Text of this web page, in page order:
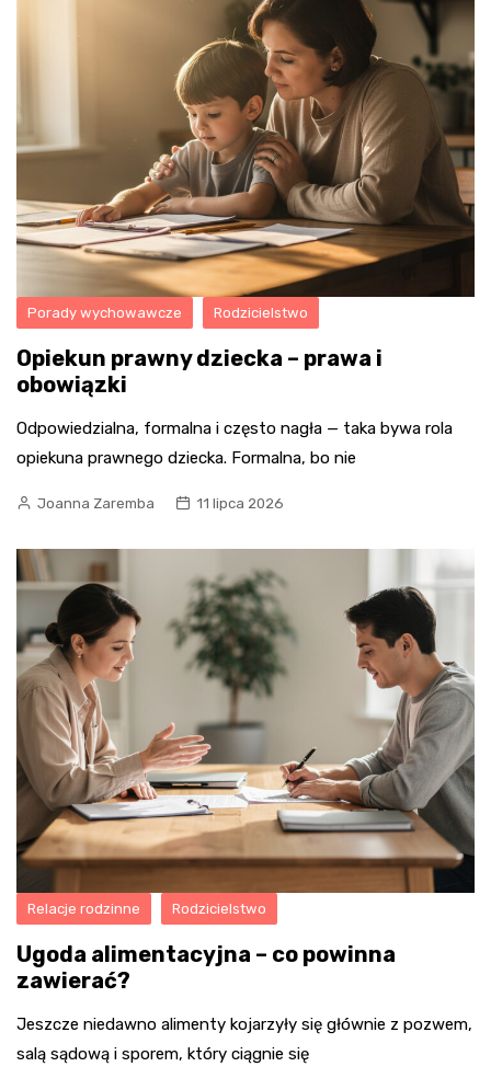
Porady wychowawcze Rodzicielstwo
Opiekun prawny dziecka – prawa i
obowiązki
Odpowiedzialna, formalna i często nagła — taka bywa rola
opiekuna prawnego dziecka. Formalna, bo nie
Joanna Zaremba 11 lipca 2026
Relacje rodzinne Rodzicielstwo
Ugoda alimentacyjna – co powinna
zawierać?
Jeszcze niedawno alimenty kojarzyły się głównie z pozwem,
salą sądową i sporem, który ciągnie się